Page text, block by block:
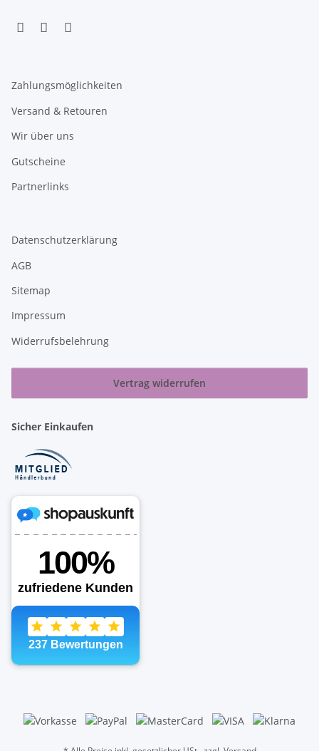
Zahlungsmöglichkeiten
Versand & Retouren
Wir über uns
Gutscheine
Partnerlinks
Datenschutzerklärung
AGB
Sitemap
Impressum
Widerrufsbelehrung
Vertrag widerrufen
Sicher Einkaufen